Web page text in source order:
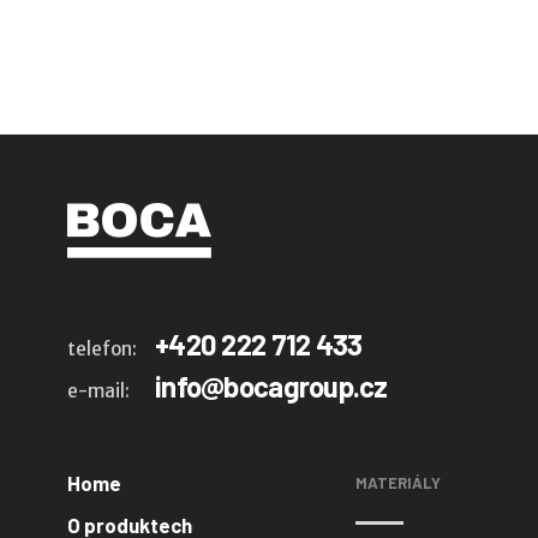
telefon: +420 222 712 433
e-mail: info@bocagroup.cz
Home
O produktech
MATERIÁLY